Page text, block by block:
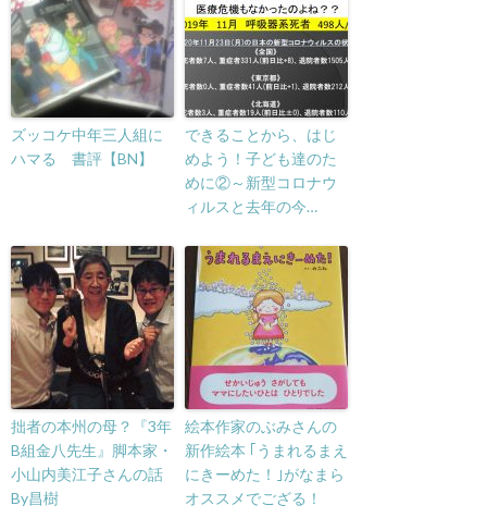
ズッコケ中年三人組に
ハマる 書評【BN】
できることから、はじ
めよう！子ども達のた
めに②～新型コロナウ
ィルスと去年の今…
拙者の本州の母？『3年
B組金八先生』脚本家・
小山内美江子さんの話
By昌樹
絵本作家のぶみさんの
新作絵本 ｢うまれるまえ
にきーめた！｣がなまら
オススメでござる！